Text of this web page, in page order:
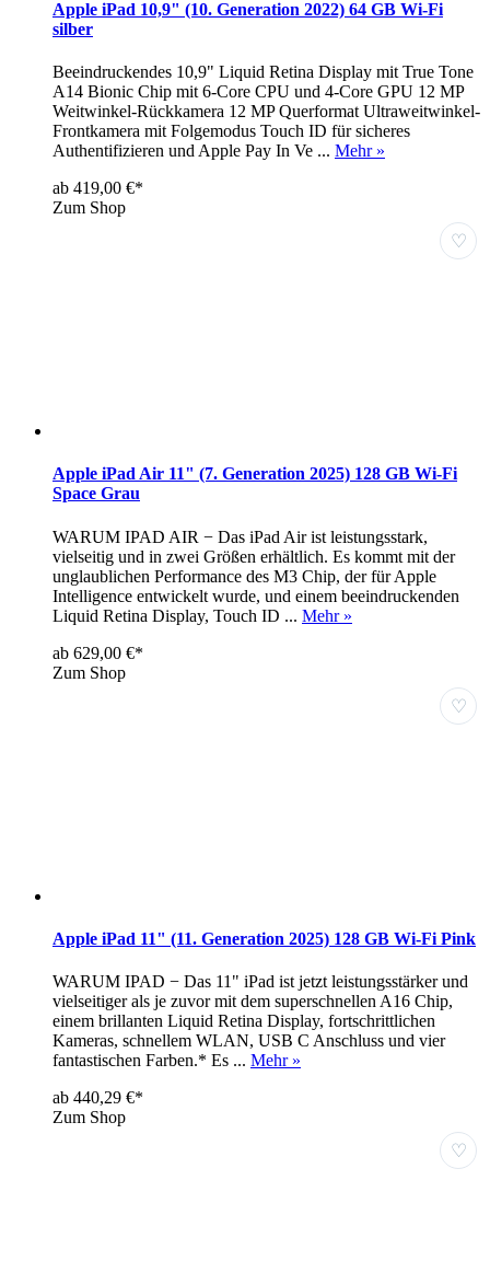
Apple iPad 10,9" (10. Generation 2022) 64 GB Wi-Fi
silber
Beeindruckendes 10,9" Liquid Retina Display mit True Tone
A14 Bionic Chip mit 6‐Core CPU und 4‐Core GPU 12 MP
Weitwinkel-Rückkamera 12 MP Querformat Ultraweitwinkel-
Frontkamera mit Folgemodus Touch ID für sicheres
Authentifizieren und Apple Pay In Ve ... Mehr »
ab 419,00 €*
Zum Shop
♡
Apple iPad Air 11" (7. Generation 2025) 128 GB Wi-Fi
Space Grau
WARUM IPAD AIR − Das iPad Air ist leistungsstark,
vielseitig und in zwei Größen erhältlich. Es kommt mit der
unglaublichen Performance des M3 Chip, der für Apple
Intelligence entwickelt wurde, und einem beeindruckenden
Liquid Retina Display, Touch ID ... Mehr »
ab 629,00 €*
Zum Shop
♡
Apple iPad 11" (11. Generation 2025) 128 GB Wi-Fi Pink
WARUM IPAD − Das 11" iPad ist jetzt leistungsstärker und
vielseitiger als je zuvor mit dem superschnellen A16 Chip,
einem brillanten Liquid Retina Display, fortschrittlichen
Kameras, schnellem WLAN, USB C Anschluss und vier
fantastischen Farben.* Es ... Mehr »
ab 440,29 €*
Zum Shop
♡